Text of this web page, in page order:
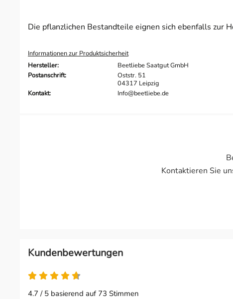
Die pflanzlichen Bestandteile eignen sich ebenfalls zur
Informationen zur Produktsicherheit
Hersteller:
Beetliebe Saatgut GmbH
Postanschrift:
Oststr. 51
04317 Leipzig
Kontakt:
Info@beetliebe.de
Kontaktieren Sie
Kundenbewertungen
4.7 / 5 basierend auf 73 Stimmen